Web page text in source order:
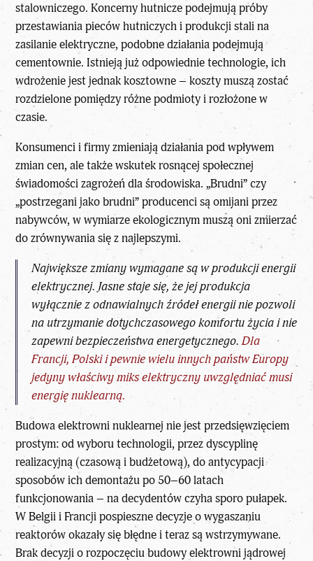
stalowniczego. Koncerny hutnicze podejmują próby
przestawiania pieców hutniczych i produkcji stali na
zasilanie elektryczne, podobne działania podejmują
cementownie. Istnieją już odpowiednie technologie, ich
wdrożenie jest jednak kosztowne – koszty muszą zostać
rozdzielone pomiędzy różne podmioty i rozłożone w
czasie.
Konsumenci i firmy zmieniają działania pod wpływem
zmian cen, ale także wskutek rosnącej społecznej
świadomości zagrożeń dla środowiska. „Brudni” czy
„postrzegani jako brudni” producenci są omijani przez
nabywców, w wymiarze ekologicznym muszą oni zmierzać
do zrównywania się z najlepszymi.
Największe zmiany wymagane są w produkcji energii
elektrycznej. Jasne staje się, że jej produkcja
wyłącznie z odnawialnych źródeł energii nie pozwoli
na utrzymanie dotychczasowego komfortu życia i nie
zapewni bezpieczeństwa energetycznego.Dla
Francji, Polski i pewnie wielu innych państw Europy
jedyny właściwy miks elektryczny uwzględniać musi
energię nuklearną.
Budowa elektrowni nuklearnej nie jest przedsięwzięciem
prostym: od wyboru technologii, przez dyscyplinę
realizacyjną (czasową i budżetową), do antycypacji
sposobów ich demontażu po 50–60 latach
funkcjonowania – na decydentów czyha sporo pułapek.
W Belgii i Francji pospieszne decyzje o wygaszaniu
reaktorów okazały się błędne i teraz są wstrzymywane.
Brak decyzji o rozpoczęciu budowy elektrowni jądrowej